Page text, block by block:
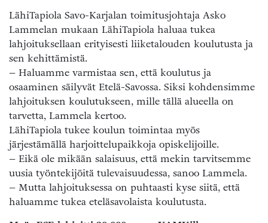
LähiTapiola Savo-Karjalan toimitusjohtaja Asko
Lammelan mukaan LähiTapiola haluaa tukea
lahjoituksellaan erityisesti liiketalouden koulutusta ja
sen kehittämistä.
– Haluamme varmistaa sen, että koulutus ja
osaaminen säilyvät Etelä-Savossa. Siksi kohdensimme
lahjoituksen koulutukseen, mille tällä alueella on
tarvetta, Lammela kertoo.
LähiTapiola tukee koulun toimintaa myös
järjestämällä harjoittelupaikkoja opiskelijoille.
– Eikä ole mikään salaisuus, että mekin tarvitsemme
uusia työntekijöitä tulevaisuudessa, sanoo Lammela.
– Mutta lahjoituksessa on puhtaasti kyse siitä, että
haluamme tukea eteläsavolaista koulutusta.